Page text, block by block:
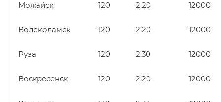
Можайск 120 2.20 12000
Волоколамск 120 2.20 12000
Руза 120 2.30 12000
Воскресенск 120 2.20 12000